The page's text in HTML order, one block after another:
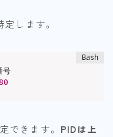
します。
号
できます。 PIDは上